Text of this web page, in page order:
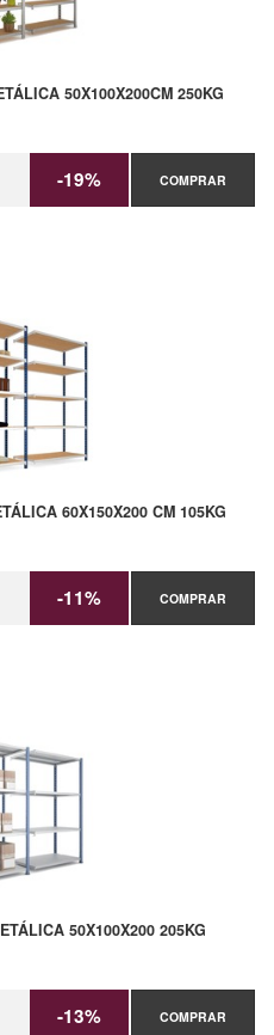
50X100X200CM 250KG
-19% COMPRAR
60X150X200 CM 105KG
-11% COMPRAR
50X100X200 205KG
-13% COMPRAR